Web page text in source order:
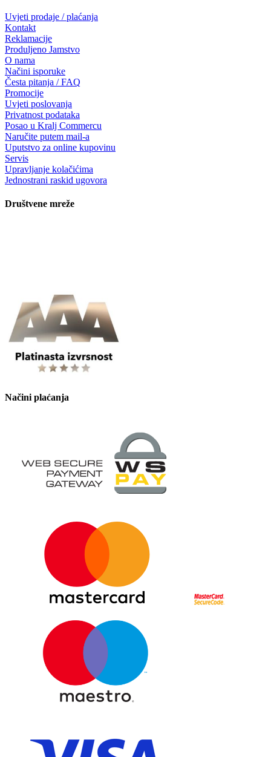
Uvjeti prodaje / plaćanja
Kontakt
Reklamacije
Produljeno Jamstvo
O nama
Načini isporuke
Česta pitanja / FAQ
Promocije
Uvjeti poslovanja
Privatnost podataka
Posao u Kralj Commercu
Naručite putem mail-a
Uputstvo za online kupovinu
Servis
Upravljanje kolačićima
Jednostrani raskid ugovora
Društvene mreže
Načini plaćanja